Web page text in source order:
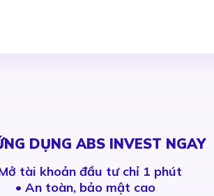
DỤNG ABS INVEST NGAY
tài khoản đầu tư chỉ 1 phút
• An toàn, bảo mật cao